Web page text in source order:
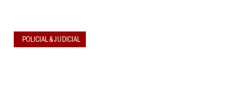
POLICIAL & JUDICIAL